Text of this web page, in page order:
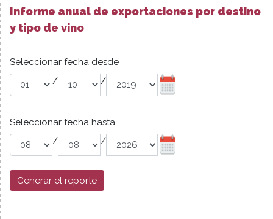
Informe anual de exportaciones por destino
y tipo de vino
Seleccionar fecha desde
/ /
Seleccionar fecha hasta
/ /
Generar el reporte